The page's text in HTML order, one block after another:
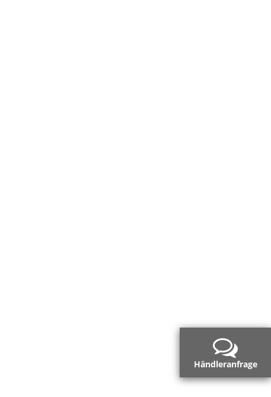
Händleranfrage